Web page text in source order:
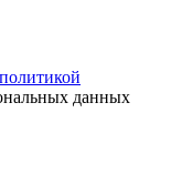
политикой
данных